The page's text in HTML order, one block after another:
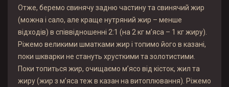
Отже, беремо свинячу задню частину та свинячий жир
(можна і сало, але краще нутряний жир – менше
відходів) в співвідношенні 2:1 (на 2 кг м’яса – 1 кг жиру).
Ріжемо великими шматками жир і топимо його в казані,
поки шкварки не стануть хрусткими та золотистими.
Поки топиться жир, очищаємо м’ясо від кісток, жил та
жиру (жир з м’яса теж в казан на витоплювання). Ріжемо